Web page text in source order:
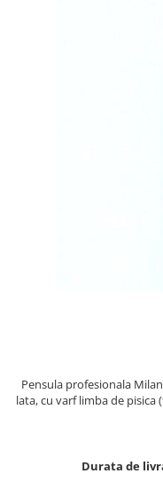
Pensula profesionala
lata, cu varf limba de
Durata de